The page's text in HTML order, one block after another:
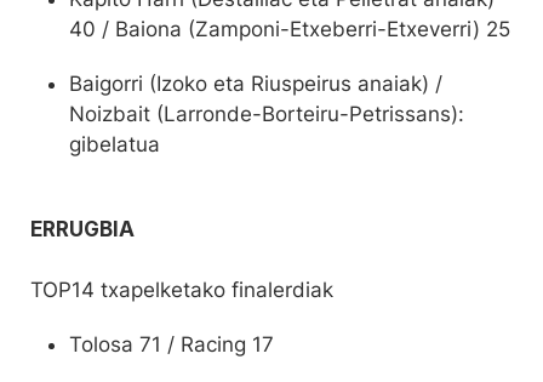
40 / Baiona (Zamponi-Etxeberri-Etxeverri) 25
Baigorri (Izoko eta Riuspeirus anaiak) /
Noizbait (Larronde-Borteiru-Petrissans):
gibelatua
ERRUGBIA
TOP14 txapelketako finalerdiak
Tolosa 71 / Racing 17